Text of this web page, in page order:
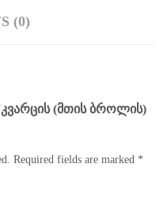
(0)
(ᲛᲗᲘᲡ ᲑᲠᲝᲚᲘᲡ)
Required fields are marked *